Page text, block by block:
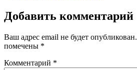
Добавить комментарий
Ваш адрес email не будет опубликован.
помечены *
Комментарий *